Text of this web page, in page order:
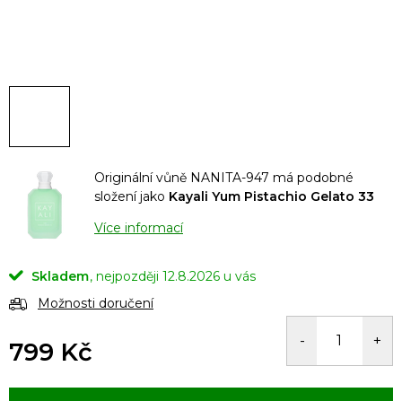
Originální vůně NANITA-947 má podobné
složení jako Kayali Yum Pistachio Gelato 33
Více informací
Skladem
12.8.2026
Možnosti doručení
799 Kč
cena: